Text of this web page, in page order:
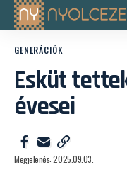
GENERÁCIÓK
Esküt
évesei
Megjelenés: 2025.09.03.